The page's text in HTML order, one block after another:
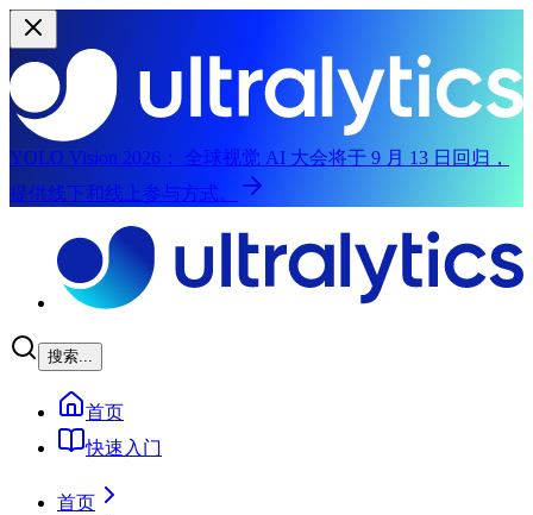
YOLO Vision 2026：
全球视觉 AI 大会将于 9 月 13 日回归，
提供线下和线上参与方式。
搜索...
首页
快速入门
首页